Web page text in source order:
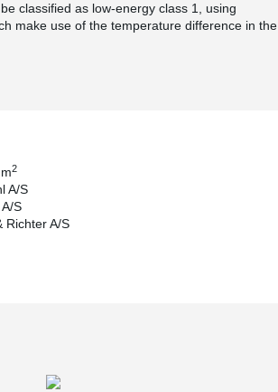
classified as low-energy class 1, using
make use of the temperature difference in the
2
A/S
S
Richter A/S